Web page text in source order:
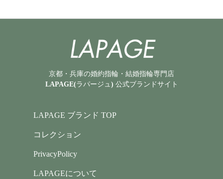
京都・兵庫の婚約指輪・結婚指輪専門店
LAPAGE(ラパージュ) 公式ブランドサイト
LAPAGE ブランド TOP
コレクション
PrivacyPolicy
LAPAGEについて